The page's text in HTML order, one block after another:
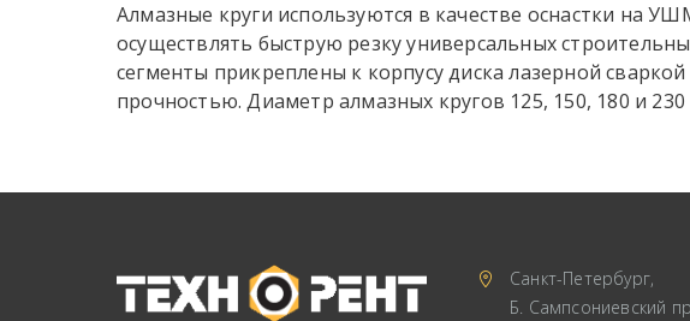
Алмазные круги используются в качестве оснастки на
осуществлять быструю резку универсальных
сегменты прикреплены к корпусу диска лазерной
прочностью. Диаметр алмазных кругов 125, 150, 180 и
Санкт-Петербург,
Б. Сампсониевский